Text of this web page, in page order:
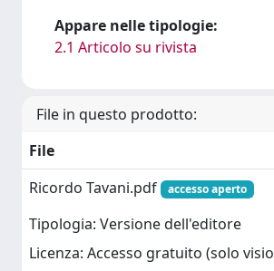
Appare nelle tipologie:
2.1 Articolo su rivista
File in questo prodotto:
File
Ricordo Tavani.pdf
accesso aperto
Tipologia: Versione dell'editore
Licenza: Accesso gratuito (solo